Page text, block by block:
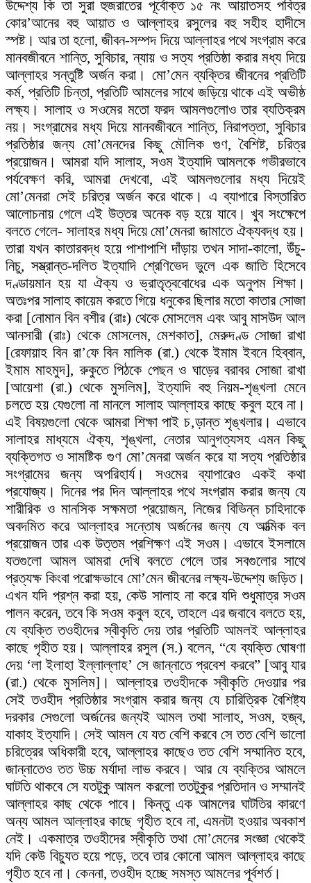
উদ্দেশ্য কি তা সুরা হুজরাতের পূর্বোক্ত ১৫ নং আয়াতসহ পবিত্র
কোর’আনের বহু আয়াত ও আল্লাহর রসুলের বহু সহীহ হাদীসে
স্পষ্ট। আর তা হলো, জীবন-সম্পদ দিয়ে আল্লাহর পথে সংগ্রাম করে
মানবজীবনে শান্তি, সুবিচার, ন্যায় ও সত্য প্রতিষ্ঠা করার মধ্য দিয়ে
আল্লাহর সন্তুষ্টি অর্জন করা। মো’মেন ব্যক্তির জীবনের প্রতিটি
কর্ম, প্রতিটি চিন্তা, প্রতিটি আমলের সাথে জড়িয়ে থাকে এই অভীষ্ঠ
লক্ষ্য। সালাহ ও সওমের মতো ফরদ আমলগুলোও তার ব্যতিক্রম
নয়। সংগ্রামের মধ্য দিয়ে মানবজীবনে শান্তি, নিরাপত্তা, সুবিচার
প্রতিষ্ঠার জন্য মো’মেনদের কিছু মৌলিক গুণ, বৈশিষ্ট, চরিত্র
প্রয়োজন। আমরা যদি সালাহ, সওম ইত্যাদি আমলকে গভীরভাবে
পর্যবেক্ষণ করি, আমরা দেখবো, এই আমলগুলোর মধ্য দিয়েই
মো’মেনরা সেই চরিত্র অর্জন করে থাকে। এ ব্যাপারে বিস্তারিত
আলোচনায় গেলে এই উত্তর অনেক বড় হয়ে যাবে। খুব সংক্ষেপে
বলতে গেলে- সালাহর মধ্য দিয়ে মো’মেনরা জামাতে ঐক্যবদ্ধ হয়।
তারা যখন কাতারবদ্ধ হয়ে পাশাপাশি দাঁড়ায় তখন সাদা-কালো, উঁচু-
নিচু, সম্ভ্রান্ত-দলিত ইত্যাদি শ্রেণিভেদ ভুলে এক জাতি হিসেবে
দণ্ডায়মান হয় যা ঐক্য ও ভ্রাতৃত্ববোধের এক অনুপম শিক্ষা।
অতঃপর সালাহ কায়েম করতে গিয়ে ধনুকের ছিলার মতো কাতার সোজা
করা [নোমান বিন বশীর (রাঃ) থেকে মোসলেম এবং আবু মাসউদ আল
আনসারী (রাঃ) থেকে মোসলেম, মেশকাত], মেরুদণ্ড সোজা রাখা
[রেফায়াহ বিন রা’ফে বিন মালিক (রা.) থেকে ইমাম ইবনে হিব্বান,
ইমাম মাহমুদ], রুকুতে পিঠকে পেছন ও ঘাড়ের বরাবর সোজা রাখা
[আয়েশা (রা.) থেকে মুসলিম], ইত্যাদি বহু নিয়ম-শৃঙ্খলা মেনে
চলতে হয় যেগুলো না মানলে সালাহ আল্লাহর কাছে কবুল হবে না।
এই বিষয়গুলো থেকে আমরা শিক্ষা পাই চ‚ড়ান্ত শৃঙ্খলার। এভাবে
সালাহর মাধ্যমে ঐক্য, শৃঙ্খলা, নেতার আনুগত্যসহ এমন কিছু
ব্যক্তিগত ও সামষ্টিক গুণ মো’মেনরা অর্জন করে যা সত্য প্রতিষ্ঠার
সংগ্রামের জন্য অপরিহার্য। সওমের ব্যাপারেও একই কথা
প্রযোজ্য। দিনের পর দিন আল্লাহর পথে সংগ্রাম করার জন্য যে
শারীরিক ও মানসিক সক্ষমতা প্রয়োজন, নিজের বিভিন্ন চাহিদাকে
অবদমিত করে আল্লাহর সন্তোষ অর্জনের জন্য যে আত্মিক বল
প্রয়োজন তার এক উত্তম প্রশিক্ষণ এই সওম। এভাবে ইসলামে
যতগুলো আমল আমরা দেখি বলতে গেলে তার সবগুলোর সাথে
প্রত্যক্ষ কিংবা পরোক্ষভাবে মো’মেন জীবনের লক্ষ্য-উদ্দেশ্য জড়িত।
এখন যদি প্রশ্ন করা হয়, কেউ সালাহ না করে যদি শুধুমাত্র সওম
পালন করেন, তবে কি সওম কবুল হবে, তাহলে এর জবাবে বলতে হয়,
যে ব্যক্তি তওহীদের স্বীকৃতি দেয় তার প্রতিটি আমলই আল্লাহর
কাছে গৃহীত হয়। আল্লাহর রসুল (স.) বলেন, “যে ব্যক্তি ঘোষণা
দেয় ‘লা ইলাহা ইল্লাল্লাহ’ সে জান্নাতে প্রবেশ করবে” [আবু যার
(রা.) থেকে মুসলিম]। আল্লাহর তওহীদকে স্বীকৃতি দেওয়ার পর
সেই তওহীদ প্রতিষ্ঠার সংগ্রাম করার জন্য যে চারিত্রিক বৈশিষ্ট্য
দরকার সেগুলো অর্জনের জন্যই আমল তথা সালাহ, সওম, হজ্ব,
যাকাহ ইত্যাদি। সেই আমল যে যত বেশি করবে সে তত বেশি ভালো
চরিত্রের অধিকারী হবে, আল্লাহর কাছেও তত বেশি সম্মানিত হবে,
জান্নাতেও তত উচ্চ মর্যাদা লাভ করবে। আর যে ব্যক্তির আমলে
ঘাটতি থাকবে সে যতটুকু আমল করলো ততটুকুর প্রতিদান ও সম্মানই
আল্লাহর কাছ থেকে পাবে। কিন্তু এক আমলের ঘাটতির কারণে
অন্য আমল আল্লাহর কাছে গৃহীত হবে না, এমনটা হওয়ার অবকাশ
নেই। একমাত্র তওহীদের স্বীকৃতি তথা মো’মেনের সংজ্ঞা থেকেই
যদি কেউ বিচ্যুত হয়ে পড়ে, তবে তার কোনো আমল আল্লাহর কাছে
গৃহীত হবে না। কেননা, তওহীদ হচ্ছে সমস্ত আমলের পূর্বশর্ত।